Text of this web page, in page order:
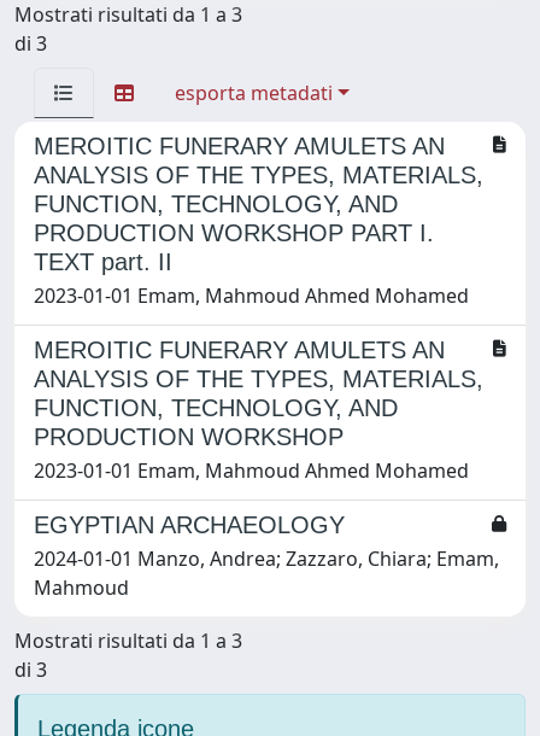
Mostrati risultati da 1 a 3
di 3
esporta metadati
MEROITIC FUNERARY AMULETS AN
ANALYSIS OF THE TYPES, MATERIALS,
FUNCTION, TECHNOLOGY, AND
PRODUCTION WORKSHOP PART I.
TEXT part. II
2023-01-01 Emam, Mahmoud Ahmed Mohamed
MEROITIC FUNERARY AMULETS AN
ANALYSIS OF THE TYPES, MATERIALS,
FUNCTION, TECHNOLOGY, AND
PRODUCTION WORKSHOP
2023-01-01 Emam, Mahmoud Ahmed Mohamed
EGYPTIAN ARCHAEOLOGY
2024-01-01 Manzo, Andrea; Zazzaro, Chiara; Emam,
Mahmoud
Mostrati risultati da 1 a 3
di 3
Legenda icone